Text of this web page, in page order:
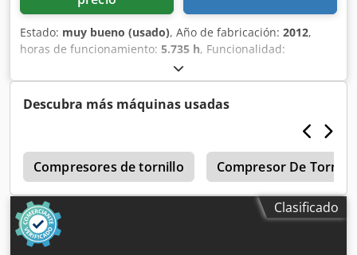
Estado: muy bueno (usado), Año de fabricación: 2012,
horas de funcionamiento: 5.735 h, Funcionalidad:
, Compresor de tornillo sin aceite
Atlas Copco ZR90 90 kW Crjdpfx Ajzqvvajftef 7,50 bares 14
m³/min Año de fabricación: 2012 Horas de funcionamiento:
Descubra más máquinas usadas
Compresores de tornillo Compresor De Tornillo
Clasificado